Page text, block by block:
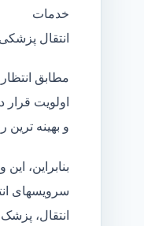
خدمات
انتقال
مطابق
اولویت
و بهینه
بنابراین،
سرویسهای
انتقال،